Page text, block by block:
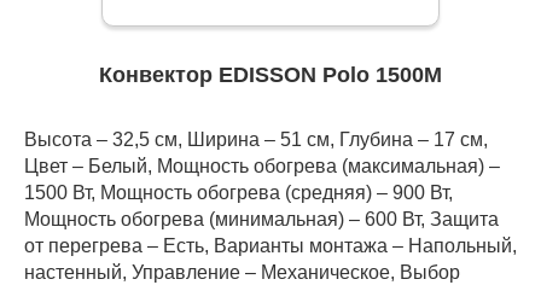
Конвектор EDISSON Polo 1500M
Высота – 32,5 см, Ширина – 51 см, Глубина – 17 см,
Цвет – Белый, Мощность обогрева (максимальная) –
1500 Вт, Мощность обогрева (средняя) – 900 Вт,
Мощность обогрева (минимальная) – 600 Вт, Защита
от перегрева – Есть, Варианты монтажа – Напольный,
настенный, Управление – Механическое, Выбор